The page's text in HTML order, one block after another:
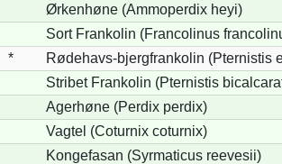
Ørkenhøne (Ammoperdix heyi)
Sort Frankolin (Francolinus
*
Rødehavs-bjergfrankolin (Pternistis
Stribet Frankolin (Pternistis
Agerhøne (Perdix perdix)
Vagtel (Coturnix coturnix)
Kongefasan (Syrmaticus reevesii)